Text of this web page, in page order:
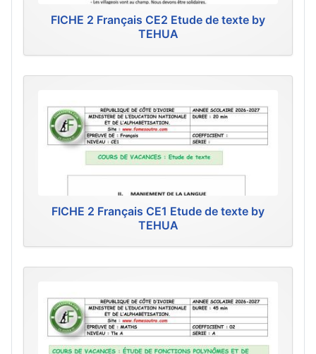
FICHE 2 Français CE2 Etude de texte by
TEHUA
FICHE 2 Français CE1 Etude de texte by
TEHUA